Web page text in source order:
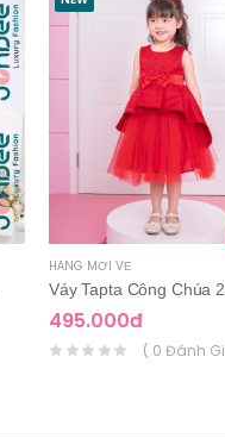
HÀNG MỚI VỀ
Váy Tapta Công Chúa
495.000đ
( 0 Đánh